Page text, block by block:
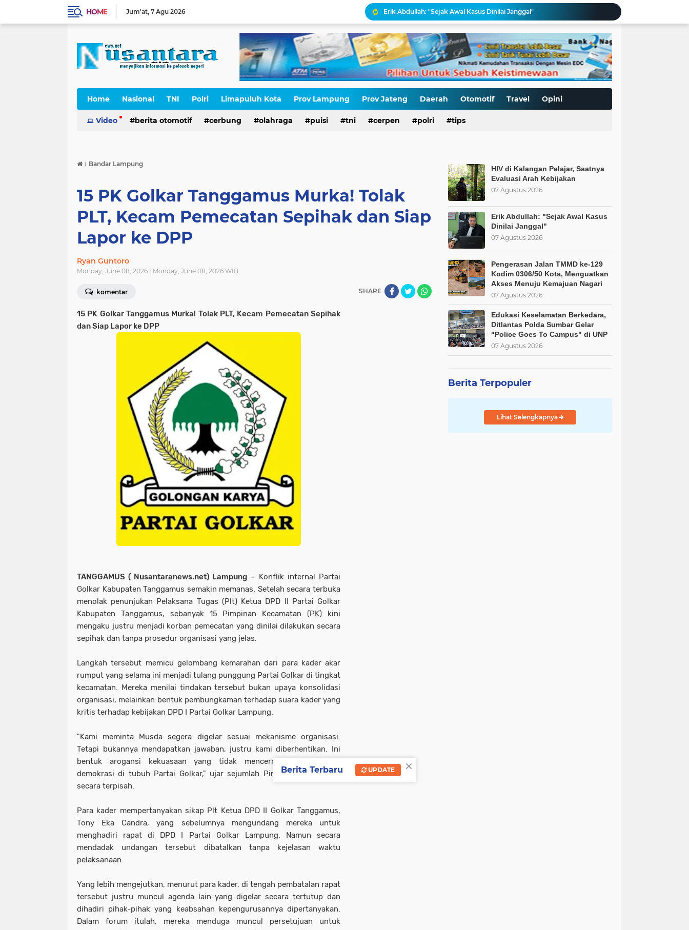
HOME Jum'at 7 Agu 2026
Erik Abdullah: "Sejak Awal Kasus Dinilai Janggal"
Pengerasan Jalan TMMD ke-129 Kodim 0306/50 Kota, Menguatkan Akses Menuju Kemajuan Nagari
Edukasi Keselamatan Berkedara, Ditlantas Polda Sumbar Gelar "Police Goes To Campus" di UNP
Antara HAM dan Hukum Allah: Kedudukan L68TQ dalam Islam
Palestina Terbelah, Umat Islam Harus Berbuat Apa?
Kepatuhan Pajak atau Pemaksaan Pajak?
Kurnia Nugraha Raih Penghargaan Indonesia Public Relations Top Leader 2026
HIV di Kalangan Pelajar, Saatnya Evaluasi Arah Kebijakan
Home Nasional TNI Polri Limapuluh Kota Prov Lampung Prov Jateng Daerah Otomotif Travel Opini
Cerpen
Video berita otomotif cerbung olahraga puisi tni cerpen polri tips
› Bandar Lampung
15 PK Golkar Tanggamus Murka! Tolak
PLT, Kecam Pemecatan Sepihak dan Siap
Lapor ke DPP
Ryan Guntoro
Monday, June 08, 2026 | Monday, June 08, 2026 WIB
komentar SHARE
15 PK Golkar Tanggamus Murka! Tolak PLT, Kecam Pemecatan Sepihak
dan Siap Lapor ke DPP
TANGGAMUS ( Nusantaranews.net) Lampung – Konflik internal Partai
Golkar Kabupaten Tanggamus semakin memanas. Setelah secara terbuka
menolak penunjukan Pelaksana Tugas (Plt) Ketua DPD II Partai Golkar
Kabupaten Tanggamus, sebanyak 15 Pimpinan Kecamatan (PK) kini
mengaku justru menjadi korban pemecatan yang dinilai dilakukan secara
sepihak dan tanpa prosedur organisasi yang jelas.
Langkah tersebut memicu gelombang kemarahan dari para kader akar
rumput yang selama ini menjadi tulang punggung Partai Golkar di tingkat
kecamatan. Mereka menilai tindakan tersebut bukan upaya konsolidasi
organisasi, melainkan bentuk pembungkaman terhadap suara kader yang
kritis terhadap kebijakan DPD I Partai Golkar Lampung.
"Kami meminta Musda segera digelar sesuai mekanisme organisasi.
Tetapi bukannya mendapatkan jawaban, justru kami diberhentikan. Ini
bentuk arogansi kekuasaan yang tidak mencerminkan semangat
demokrasi di tubuh Partai Golkar," ujar sejumlah Pimpinan Kecamatan
secara terpisah.
Para kader mempertanyakan sikap Plt Ketua DPD II Golkar Tanggamus,
Tony Eka Candra, yang sebelumnya mengundang mereka untuk
menghadiri rapat di DPD I Partai Golkar Lampung. Namun secara
mendadak undangan tersebut dibatalkan tanpa kejelasan waktu
pelaksanaan.
Yang lebih mengejutkan, menurut para kader, di tengah pembatalan rapat
tersebut justru muncul agenda lain yang digelar secara tertutup dan
dihadiri pihak-pihak yang keabsahan kepengurusannya dipertanyakan.
Dalam forum itulah, mereka menduga muncul persetujuan untuk
HIV di Kalangan Pelajar, Saatnya
Evaluasi Arah Kebijakan
07 Agustus 2026
Erik Abdullah: "Sejak Awal Kasus
Dinilai Janggal"
07 Agustus 2026
Pengerasan Jalan TMMD ke-129
Kodim 0306/50 Kota, Menguatkan
Akses Menuju Kemajuan Nagari
07 Agustus 2026
Edukasi Keselamatan Berkedara,
Ditlantas Polda Sumbar Gelar
"Police Goes To Campus" di UNP
07 Agustus 2026
Berita Terpopuler
Lihat Selengkapnya
×
Berita Terbaru UPDATE